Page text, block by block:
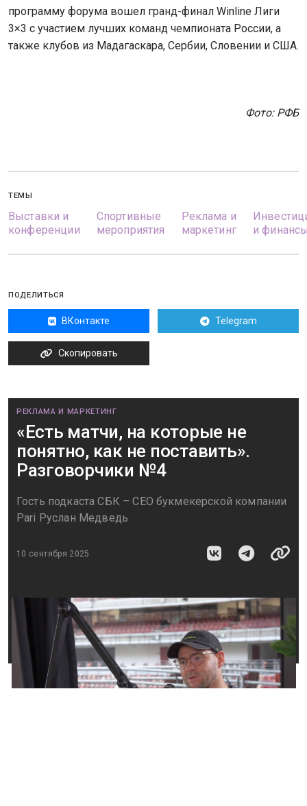
программу форума вошел гранд-финал Winline Лиги
3×3 с участием лучших команд чемпионата России, а
также клубов из Мадагаскара, Сербии, Словении и США.
Фото: РФБ
ТЕМЫ
Выставки и
конференции
Спортивные
мероприятия
Реклама и
маркетинг
и
ПОДЕЛИТЬСЯ
ВКонтакте Telegram
Скопировать
РЕКЛАМА И МАРКЕТИНГ
«Есть матчи, на которые не
понятно, как не поставить».
Разговорчики №4
Гость подкаста СБК – CEO букмекерской компании
Pari Руслан Медведь
10 сентября 2025